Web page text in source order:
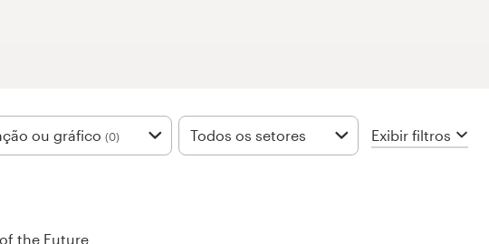
ou gráfico (0) Todos os setores Exibir filtros
the Future